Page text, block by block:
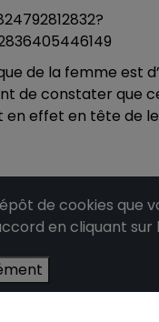
de la femme est
de constater que
effet en tête de
de cookies que
en cliquant sur